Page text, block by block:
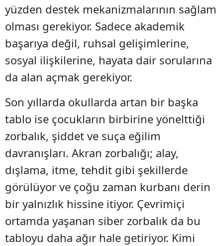
yüzden destek mekanizmalarının sağlam
olması gerekiyor. Sadece akademik
başarıya değil, ruhsal gelişimlerine,
sosyal ilişkilerine, hayata dair sorularına
da alan açmak gerekiyor.
Son yıllarda okullarda artan bir başka
tablo ise çocukların birbirine yönelttiği
zorbalık, şiddet ve suça eğilim
davranışları. Akran zorbalığı; alay,
dışlama, itme, tehdit gibi şekillerde
görülüyor ve çoğu zaman kurbanı derin
bir yalnızlık hissine itiyor. Çevrimiçi
ortamda yaşanan siber zorbalık da bu
tabloyu daha ağır hale getiriyor. Kimi